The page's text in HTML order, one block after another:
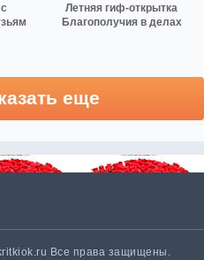
Летняя гиф-открытка
Благополучия в делах
еще
Все права защищены.